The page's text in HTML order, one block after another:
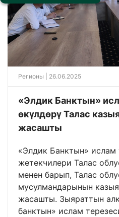
Регионы | 26.06.2025
«Элдик Банктын»
өкүлдөрү Талас
жасашты
«Элдик Банктын» ислам
жетекчилери Талас
менен барып, Талас
мусулмандарынын
жасашты. Зыяраттын
банктын» ислам